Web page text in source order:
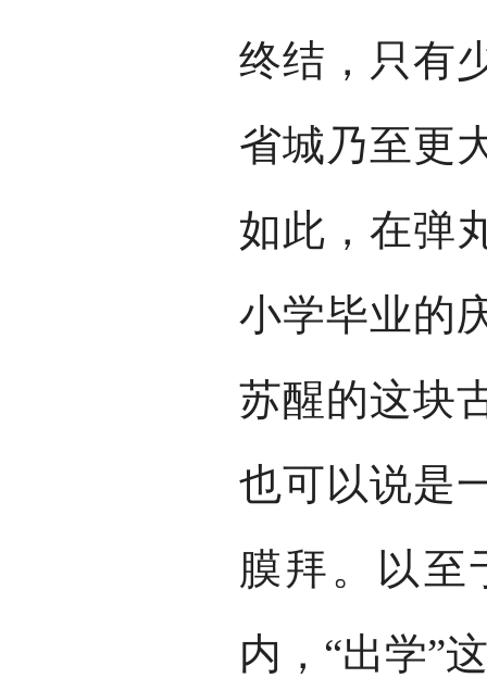
终结，只有
省城乃至更
如此，在弹
小学毕业的
苏醒的这块
也可以说是
膜拜。以至
内，“出学”